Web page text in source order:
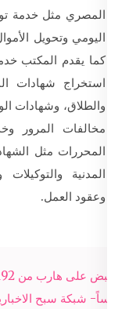
المصري مثل خدمة
اليومي وتحويل
كما يقدم المكتب
استخراج شهادات
والطلاق، وشهادات
مخالفات المرور
المحررات مثل
المدنية
وعقود العمل.
Post
navigation
حبساً- شبكة سبح